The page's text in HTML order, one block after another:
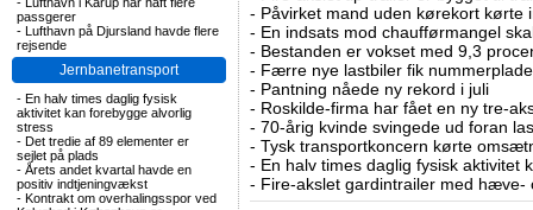
passgerer
- Lufthavn på Djursland havde flere
rejsende
Jernbanetransport
- En halv times daglig fysisk
aktivitet kan forebygge alvorlig
stress
- Det tredie af 89 elementer er
sejlet på plads
- Årets andet kvartal havde en
positiv indtjeningvækst
- Kontrakt om overhalingsspor ved
- Påvirket mand uden kørekort kørte
- En indsats mod chaufførmangel
- Bestanden er vokset med 9,3
- Færre nye lastbiler fik
- Pantning nåede ny rekord i juli
- Roskilde-firma har fået en ny tre-
- 70-årig kvinde svingede ud foran
- Tysk transportkoncern kørte
- En halv times daglig fysisk aktivitet
- Fire-akslet gardintrailer med hæve-